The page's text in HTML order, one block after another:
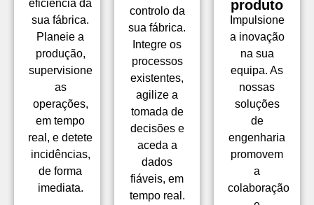
eficiência da
sua fábrica.
Planeie a
produção,
supervisione
as
operações,
em tempo
real, e detete
incidências,
de forma
imediata.
controlo da
sua fábrica.
Integre os
processos
existentes,
agilize a
tomada de
decisões e
aceda a
dados
fiáveis, em
tempo real.
produto
Impulsione
a inovação
na sua
equipa. As
nossas
soluções
de
engenharia
promovem
a
colaboração